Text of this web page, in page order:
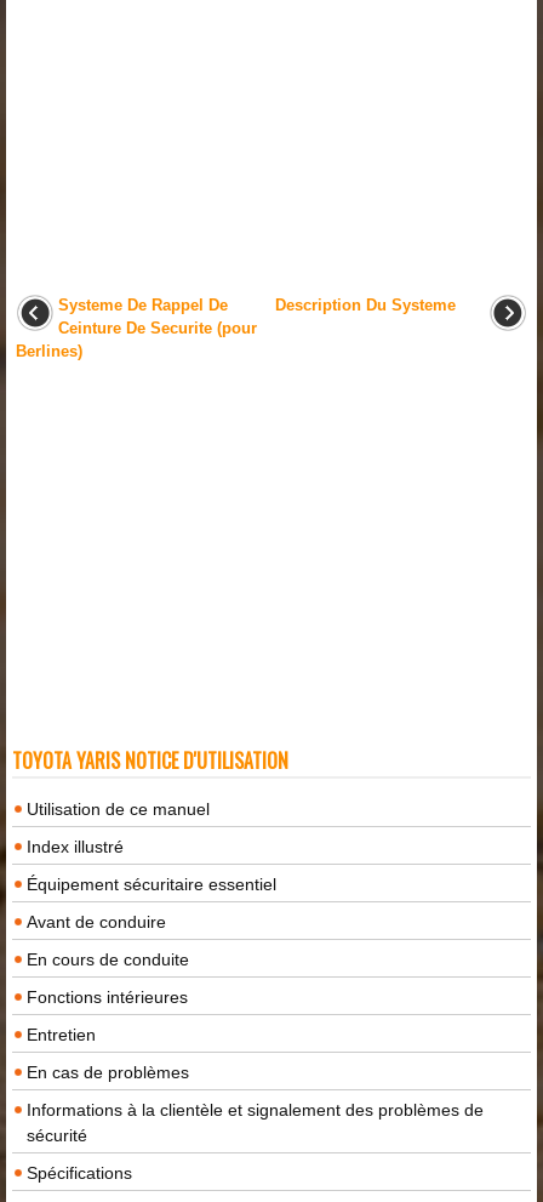
Systeme De Rappel De
Ceinture De Securite (pour
Berlines)
Description Du Systeme
TOYOTA YARIS NOTICE D'UTILISATION
Utilisation de ce manuel
Index illustré
Équipement sécuritaire essentiel
Avant de conduire
En cours de conduite
Fonctions intérieures
Entretien
En cas de problèmes
Informations à la clientèle et signalement des problèmes de
sécurité
Spécifications